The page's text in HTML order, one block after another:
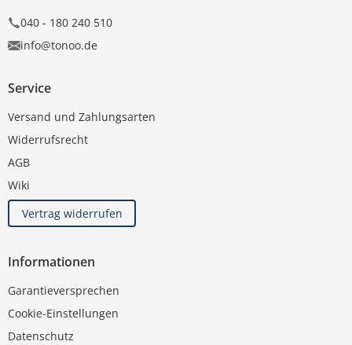
040 - 180 240 510
info@tonoo.de
Service
Versand und Zahlungsarten
Widerrufsrecht
AGB
Wiki
Vertrag widerrufen
Informationen
Garantieversprechen
Cookie-Einstellungen
Datenschutz